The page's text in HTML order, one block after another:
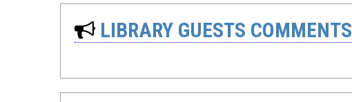
LIBRARY GUESTS COMMENTS